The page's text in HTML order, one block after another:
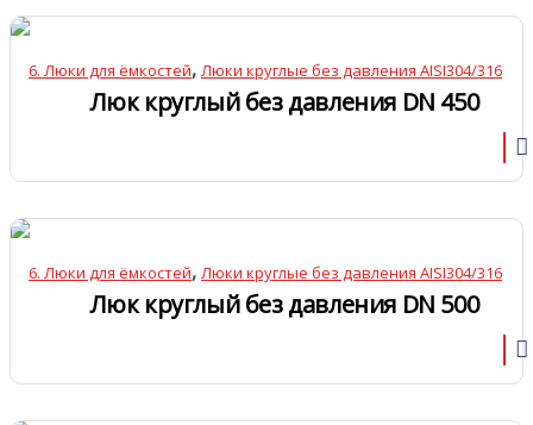
6. Люки для ёмкостей, Люки круглые без давления AISI304/316
Люк круглый без давления DN 450
6. Люки для ёмкостей, Люки круглые без давления AISI304/316
Люк круглый без давления DN 500